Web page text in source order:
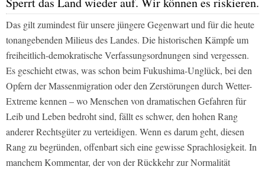
Das gilt zumindest für unsere jüngere Gegenwart und für die heute
tonangebenden Milieus des Landes. Die historischen Kämpfe um
freiheitlich-demokratische Verfassungsordnungen sind vergessen.
Es geschieht etwas, was schon beim Fukushima-Unglück, bei den
Opfern der Massenmigration oder den Zerstörungen durch Wetter-
Extreme kennen – wo Menschen von dramatischen Gefahren für
Leib und Leben bedroht sind, fällt es schwer, den hohen Rang
anderer Rechtsgüter zu verteidigen. Wenn es darum geht, diesen
Rang zu begründen, offenbart sich eine gewisse Sprachlosigkeit. In
manchem Kommentar, der von der Rückkehr zur Normalität